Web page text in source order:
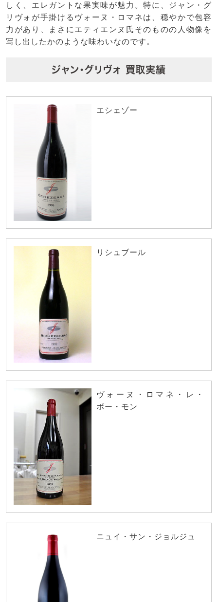
しく、エレガントな果実味が魅力。特に、ジャン・グ
リヴォが手掛けるヴォーヌ・ロマネは、穏やかで包容
力があり、まさにエティエンヌ氏そのものの人物像を
写し出したかのような味わいなのです。
ジャン・グリヴォ 買取実績
エシェゾー
リシュブール
ヴォーヌ・ロマネ・レ・
ボー・モン
ニュイ・サン・ジョルジュ